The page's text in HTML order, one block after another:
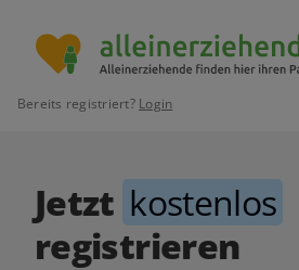
Bereits registriert? Login
Jetzt kostenlos
registrieren